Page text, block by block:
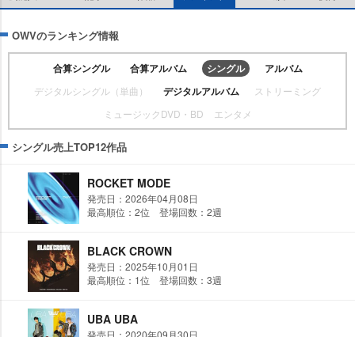
OWVのランキング情報
合算シングル 合算アルバム シングル アルバム
デジタルシングル（単曲） デジタルアルバム
ストリーミング
ミュージックDVD・BD
エンタメ
シングル売上TOP12作品
ROCKET MODE
発売日：2026年04月08日
最高順位：2位 登場回数：2週
BLACK CROWN
発売日：2025年10月01日
最高順位：1位 登場回数：3週
UBA UBA
発売日：2020年09月30日